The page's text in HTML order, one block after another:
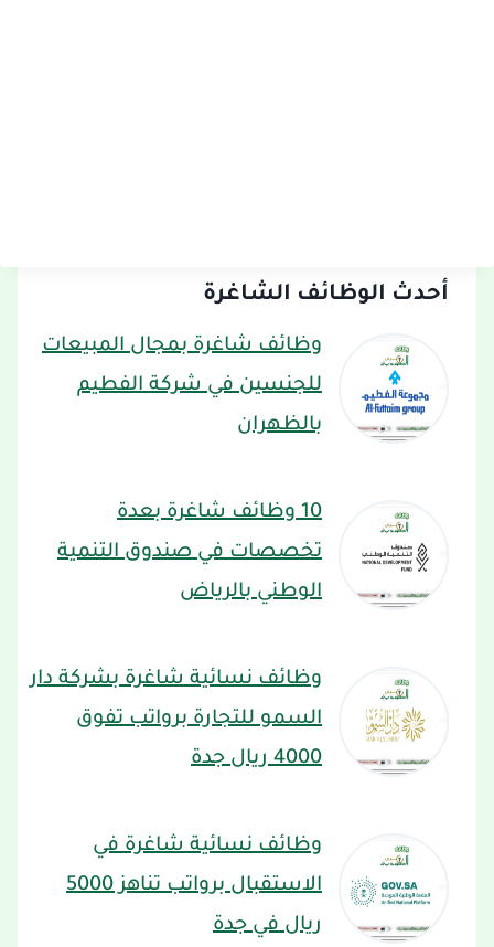
أحدث الوظائف الشاغرة
وظائف شاغرة بمجال المبيعات
للجنسين في شركة الفطيم
بالظهران
10 وظائف شاغرة بعدة
تخصصات في صندوق التنمية
الوطني بالرياض
وظائف نسائية شاغرة بشركة دار
السمو للتجارة برواتب تفوق
4000 ريال جدة
وظائف نسائية شاغرة في
الاستقبال برواتب تناهز 5000
ريال في جدة